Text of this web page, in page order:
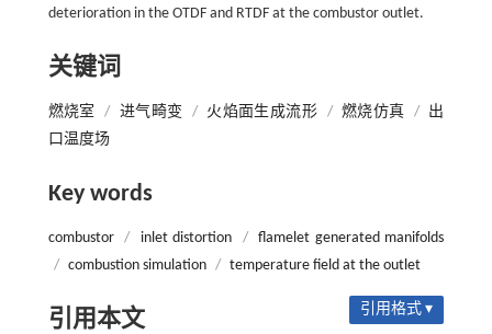
deterioration in the OTDF and RTDF at the combustor outlet.
关键词
燃烧室 / 进气畸变 / 火焰面生成流形 / 燃烧仿真 / 出
口温度场
Key words
combustor / inlet distortion /
flamelet generated manifolds
/ combustion simulation / temperature field at the outlet
引用本文 引用格式 ▾